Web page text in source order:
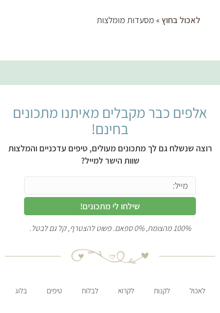
לאכול בחוץ » מסעדות מומלצות
אלפים כבר מקבלים מאיתנו מתכונים
בחינם!
רוצה שנשלח גם לך מתכונים מעולים, טיפים עדכניים והמלצות
שוות הישר למייל?
שילחו לי מתכונים!
100% מהצומח, 0% ספאם. פשוט להצטרף, קל גם לבטל.
לאכול לקנות לקרוא לבלות טיפים בלוג